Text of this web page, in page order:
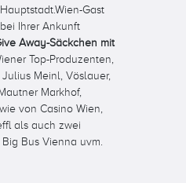
Gast
Ihrer Ankunft
Away-Säckchen mit
Top-Produzenten,
Julius Meinl, Vöslauer,
Markhof,
von Casino Wien,
als auch zwei
Bus Vienna uvm.